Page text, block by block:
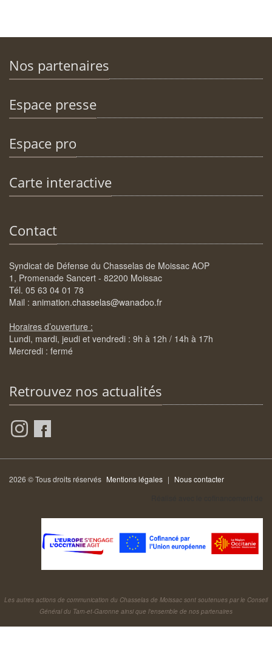
Nos partenaires
Espace presse
Espace pro
Carte interactive
Contact
Syndicat de Défense du Chasselas de Moissac AOP
1, Promenade Sancert - 82200 Moissac
Tél. 05 63 04 01 78
Mail : animation.chasselas@wanadoo.fr
Horaires d’ouverture :
Lundi, mardi, jeudi et vendredi : 9h à 12h / 14h à 17h
Mercredi : fermé
Retrouvez nos actualités
2026 © Tous droits réservés Mentions légales | Nous contacter
Les autres actions de communication du Chasselas de Moissac sont soutenues par le Conseil
Général du Tarn-et-Garonne ainsi que l'ensemble de nos partenaires